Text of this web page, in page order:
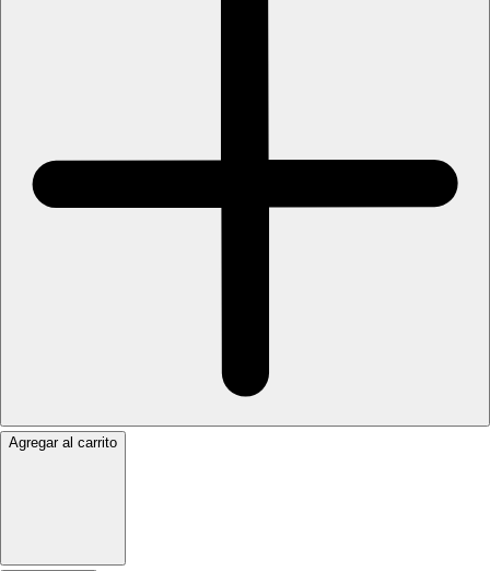
Agregar al carrito